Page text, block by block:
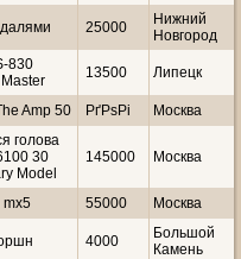
25000
Нижний
Новгород
830
13500 Липецк
Amp 50 РґРѕРі Москва
голова
30
Model
145000 Москва
mx5 55000 Москва
4000
Большой
Камень